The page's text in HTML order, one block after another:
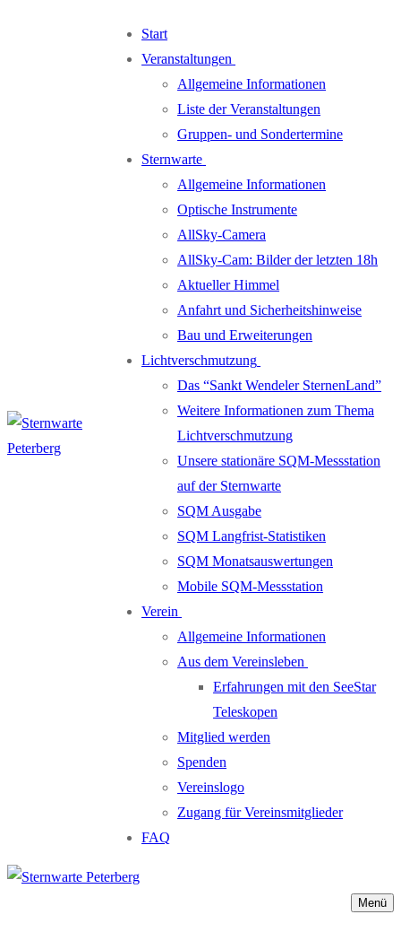
Start
Veranstaltungen
Allgemeine Informationen
Liste der Veranstaltungen
Gruppen- und Sondertermine
Sternwarte
Allgemeine Informationen
Optische Instrumente
AllSky-Camera
AllSky-Cam: Bilder der letzten 18h
Aktueller Himmel
Anfahrt und Sicherheitshinweise
Bau und Erweiterungen
Lichtverschmutzung
Das “Sankt Wendeler SternenLand”
Weitere Informationen zum Thema
Lichtverschmutzung
Unsere stationäre SQM-Messstation
auf der Sternwarte
SQM Ausgabe
SQM Langfrist-Statistiken
SQM Monatsauswertungen
Mobile SQM-Messstation
Verein
Allgemeine Informationen
Aus dem Vereinsleben
Erfahrungen mit den SeeStar
Teleskopen
Mitglied werden
Spenden
Vereinslogo
Zugang für Vereinsmitglieder
FAQ
Menü